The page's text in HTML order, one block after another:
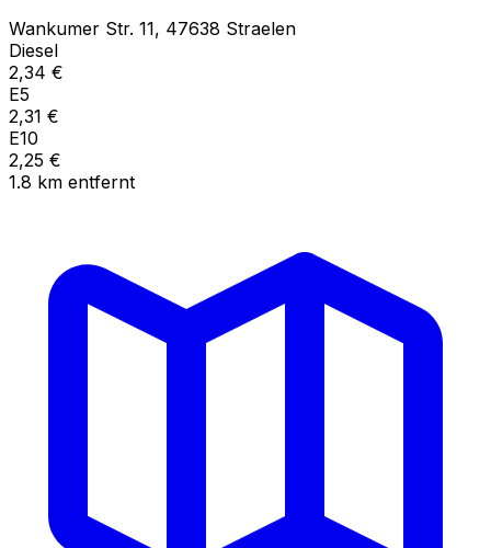
Wankumer Str. 11, 47638 Straelen
Diesel
2,34 €
E5
2,31 €
E10
2,25 €
1.8 km entfernt